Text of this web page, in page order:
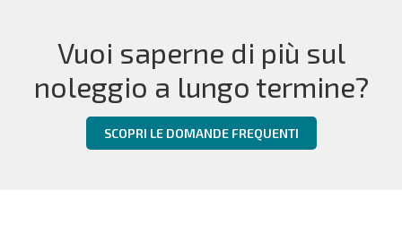
Vuoi saperne di più sul
noleggio a lungo termine?
SCOPRI LE DOMANDE FREQUENTI